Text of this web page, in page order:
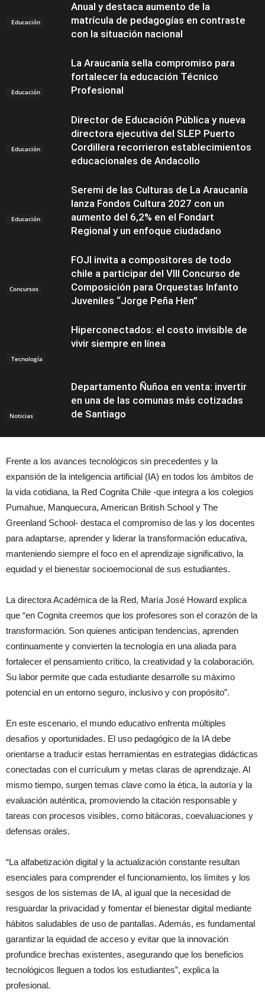
Educación
Anual y destaca aumento de la
matrícula de pedagogías en contraste
con la situación nacional
Educación
La Araucanía sella compromiso para
fortalecer la educación Técnico
Profesional
Educación
Director de Educación Pública y nueva
directora ejecutiva del SLEP Puerto
Cordillera recorrieron establecimientos
educacionales de Andacollo
Educación
Seremi de las Culturas de La Araucanía
lanza Fondos Cultura 2027 con un
aumento del 6,2% en el Fondart
Regional y un enfoque ciudadano
Concursos
FOJI invita a compositores de todo
chile a participar del VIII Concurso de
Composición para Orquestas Infanto
Juveniles “Jorge Peña Hen”
Tecnología
Hiperconectados: el costo invisible de
vivir siempre en línea
Noticias
Departamento Ñuñoa en venta: invertir
en una de las comunas más cotizadas
de Santiago
Frente a los avances tecnológicos sin precedentes y la
expansión de la inteligencia artificial (IA) en todos los ámbitos de
la vida cotidiana, la Red Cognita Chile -que integra a los colegios
Pumahue, Manquecura, American British School y The
Greenland School- destaca el compromiso de las y los docentes
para adaptarse, aprender y liderar la transformación educativa,
manteniendo siempre el foco en el aprendizaje significativo, la
equidad y el bienestar socioemocional de sus estudiantes.
La directora Académica de la Red, María José Howard explica
que “en Cognita creemos que los profesores son el corazón de la
transformación. Son quienes anticipan tendencias, aprenden
continuamente y convierten la tecnología en una aliada para
fortalecer el pensamiento crítico, la creatividad y la colaboración.
Su labor permite que cada estudiante desarrolle su máximo
potencial en un entorno seguro, inclusivo y con propósito”.
En este escenario, el mundo educativo enfrenta múltiples
desafíos y oportunidades. El uso pedagógico de la IA debe
orientarse a traducir estas herramientas en estrategias didácticas
conectadas con el currículum y metas claras de aprendizaje. Al
mismo tiempo, surgen temas clave como la ética, la autoría y la
evaluación auténtica, promoviendo la citación responsable y
tareas con procesos visibles, como bitácoras, coevaluaciones y
defensas orales.
“La alfabetización digital y la actualización constante resultan
esenciales para comprender el funcionamiento, los límites y los
sesgos de los sistemas de IA, al igual que la necesidad de
resguardar la privacidad y fomentar el bienestar digital mediante
hábitos saludables de uso de pantallas. Además, es fundamental
garantizar la equidad de acceso y evitar que la innovación
profundice brechas existentes, asegurando que los beneficios
tecnológicos lleguen a todos los estudiantes”, explica la
profesional.